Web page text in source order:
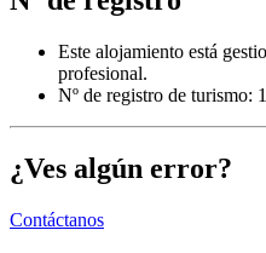
Este alojamiento está
profesional.
Nº de registro de turismo:
¿Ves algún error?
Contáctanos